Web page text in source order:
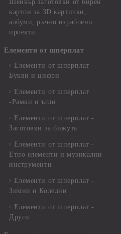
Шейкър заготовки от бирен
картон за 3D картички,
албуми, ръчно израбоени
проекти
Елементи от шперплат
Елементи от шперплат -
Букви и цифри
Елементи от шперплат
-Рамки и ъгли
Елементи от шперплат -
Заготовки за бижута
Елементи от шперплат -
Етно елементи и музикални
инструменти
Елементи от шперплат -
Зимни и Коледни
Елементи от шперплат -
Други